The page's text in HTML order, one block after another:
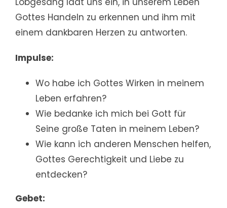
Gottes Handeln zu erkennen und ihm mit
einem dankbaren Herzen zu antworten.
Impulse:
Wo habe ich Gottes Wirken in meinem
Leben erfahren?
Wie bedanke ich mich bei Gott für
Seine große Taten in meinem Leben?
Wie kann ich anderen Menschen helfen,
Gottes Gerechtigkeit und Liebe zu
entdecken?
Gebet: